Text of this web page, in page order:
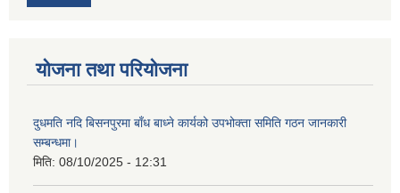
योजना तथा परियोजना
दुधमति नदि बिसनपुरमा बाँध बाध्ने कार्यको उपभोक्ता समिति गठन जानकारी
सम्बन्धमा।
मिति: 08/10/2025 - 12:31